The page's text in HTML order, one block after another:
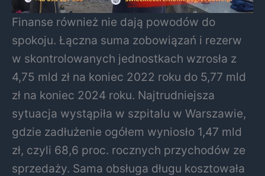
Finanse również nie dają powodów do
spokoju. Łączna suma zobowiązań i rezerw
w skontrolowanych jednostkach wzrosła z
4,75 mld zł na koniec 2022 roku do 5,77 mld
zł na koniec 2024 roku. Najtrudniejsza
sytuacja wystąpiła w szpitalu w Warszawie,
gdzie zadłużenie ogółem wyniosło 1,47 mld
zł, czyli 68,6 proc. rocznych przychodów ze
sprzedaży. Sama obsługa długu kosztowała